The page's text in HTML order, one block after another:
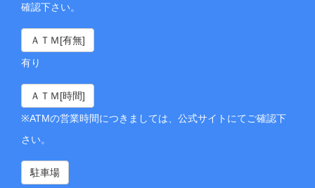
確認下さい。
ＡＴＭ[有無]
有り
ＡＴＭ[時間]
※ATMの営業時間につきましては、公式サイトにてご確認下
さい。
駐車場